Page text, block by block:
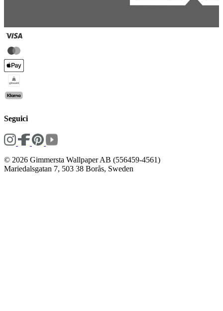
Seguici
© 2026 Gimmersta Wallpaper AB (556459-4561)
Mariedalsgatan 7, 503 38 Borås, Sweden